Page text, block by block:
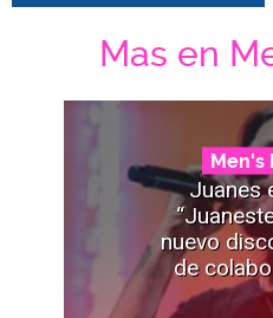
Mas en
Men's
Juanes
nuevo
de